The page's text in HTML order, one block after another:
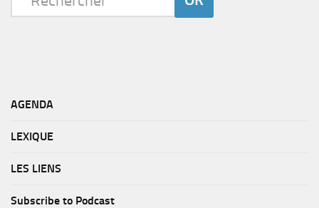
AGENDA
LEXIQUE
LES LIENS
Subscribe to Podcast